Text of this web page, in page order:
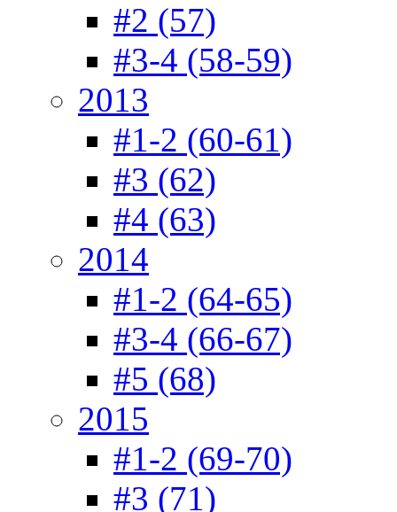
#2 (57)
#3-4 (58-59)
2013
#1-2 (60-61)
#3 (62)
#4 (63)
2014
#1-2 (64-65)
#3-4 (66-67)
#5 (68)
2015
#1-2 (69-70)
#3 (71)